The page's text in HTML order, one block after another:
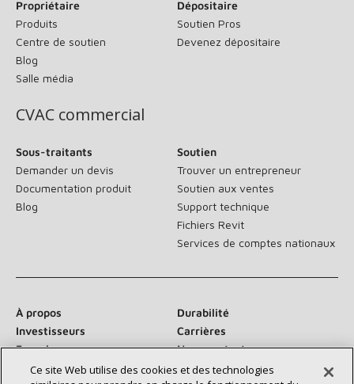
Propriétaire
Produits
Centre de soutien
Blog
Salle média
Dépositaire
Soutien Pros
Devenez dépositaire
CVAC commercial
Sous-traitants
Demander un devis
Documentation produit
Blog
Soutien
Trouver un entrepreneur
Soutien aux ventes
Support technique
Fichiers Revit
Services de comptes nationaux
À propos
Durabilité
Investisseurs
Carrières
Fournisseurs
Nous contacter
Salle de presse
Ce site Web utilise des cookies et des technologies